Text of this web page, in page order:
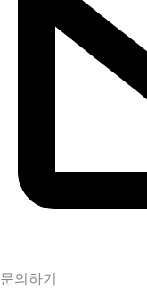
문의하기